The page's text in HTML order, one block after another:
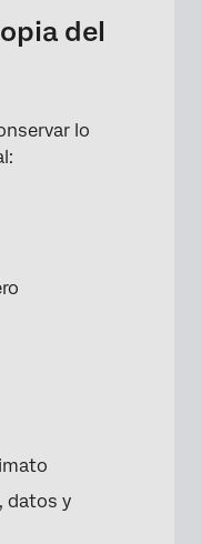
del
lo
datos y